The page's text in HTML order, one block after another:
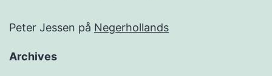
Peter Jessen på Negerhollands
Archives